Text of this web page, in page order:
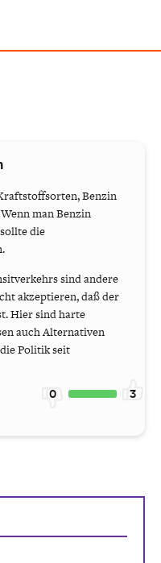
Benzin
man Benzin
die
sind andere
akzeptieren, daß der
Hier sind harte
auch Alternativen
Politik seit
0 3